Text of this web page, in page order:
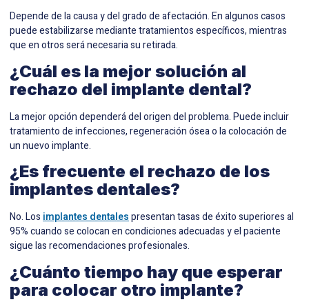
Depende de la causa y del grado de afectación. En algunos casos
puede estabilizarse mediante tratamientos específicos, mientras
que en otros será necesaria su retirada.
¿Cuál es la mejor solución al
rechazo del implante dental?
La mejor opción dependerá del origen del problema. Puede incluir
tratamiento de infecciones, regeneración ósea o la colocación de
un nuevo implante.
¿Es frecuente el rechazo de los
implantes dentales?
No. Losimplantes dentalespresentan tasas de éxito superiores al
95% cuando se colocan en condiciones adecuadas y el paciente
sigue las recomendaciones profesionales.
¿Cuánto tiempo hay que esperar
para colocar otro implante?